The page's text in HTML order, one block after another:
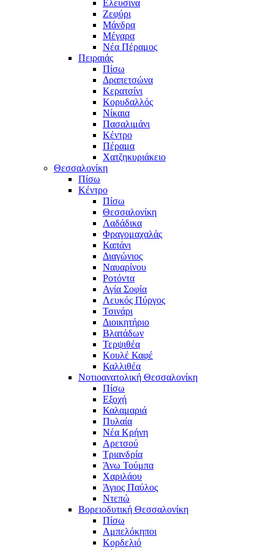
Ελευσίνα
Ζεφύρι
Μάνδρα
Μέγαρα
Νέα Πέραμος
Πειραιάς
Πίσω
Δραπετσώνα
Κερατσίνι
Κορυδαλλός
Νίκαια
Πασαλιμάνι
Κέντρο
Πέραμα
Χατζηκυριάκειο
Θεσσαλονίκη
Πίσω
Κέντρο
Πίσω
Θεσσαλονίκη
Λαδάδικα
Φραγομαχαλάς
Καπάνι
Διαγώνιος
Ναυαρίνου
Ροτόντα
Αγία Σοφία
Λευκός Πύργος
Τσινάρι
Διοικητήριο
Βλατάδων
Τερψιθέα
Κουλέ Καφέ
Καλλιθέα
Νοτιοανατολική Θεσσαλονίκη
Πίσω
Εξοχή
Καλαμαριά
Πυλαία
Νέα Κρήνη
Αρετσού
Τριανδρία
Άνω Τούμπα
Χαριλάου
Άγιος Παύλος
Ντεπώ
Βορειοδυτική Θεσσαλονίκη
Πίσω
Αμπελόκηποι
Κορδελιό